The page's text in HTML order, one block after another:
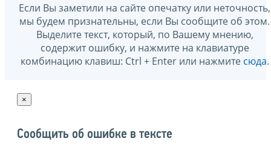
Если Вы заметили на сайте опечатку или неточность,
мы будем признательны, если Вы сообщите об этом.
Выделите текст, который, по Вашему мнению,
содержит ошибку, и нажмите на клавиатуре
комбинацию клавиш: Ctrl + Enter или нажмите сюда.
×
Сообщить об ошибке в тексте